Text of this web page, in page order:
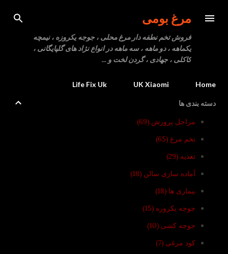
مرغ بومی
فروش تخم نطفه دار مرغ محلی ، جوجه یکروزه ، نیمچه
یکماهه ، دو ماهه ، سه ماهه در انواع نژاد های گلپایگانی ،
کاکلی ، جهادی ، گردن لخت و ...
Home
UK Xiaomi
Life Fix Uk
دسته بندی ها
مراحل پرورش 69
تخم مرغ 65
تغذیه 29
آماده سازی سالن 18
بیماری ها 18
جوجه یکروزه 15
جوجه کشی 10
کود مرغی 7